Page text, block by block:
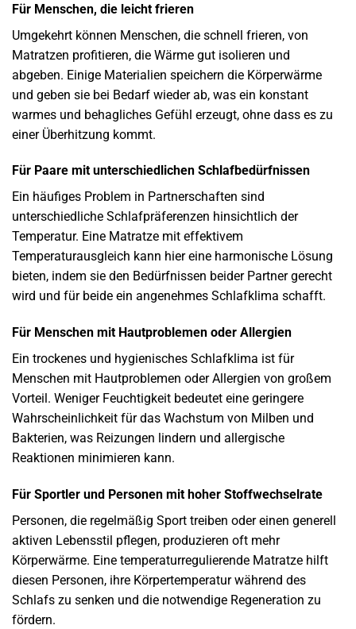
Für Menschen, die leicht frieren
Umgekehrt können Menschen, die schnell frieren, von
Matratzen profitieren, die Wärme gut isolieren und
abgeben. Einige Materialien speichern die Körperwärme
und geben sie bei Bedarf wieder ab, was ein konstant
warmes und behagliches Gefühl erzeugt, ohne dass es zu
einer Überhitzung kommt.
Für Paare mit unterschiedlichen Schlafbedürfnissen
Ein häufiges Problem in Partnerschaften sind
unterschiedliche Schlafpräferenzen hinsichtlich der
Temperatur. Eine Matratze mit effektivem
Temperaturausgleich kann hier eine harmonische Lösung
bieten, indem sie den Bedürfnissen beider Partner gerecht
wird und für beide ein angenehmes Schlafklima schafft.
Für Menschen mit Hautproblemen oder Allergien
Ein trockenes und hygienisches Schlafklima ist für
Menschen mit Hautproblemen oder Allergien von großem
Vorteil. Weniger Feuchtigkeit bedeutet eine geringere
Wahrscheinlichkeit für das Wachstum von Milben und
Bakterien, was Reizungen lindern und allergische
Reaktionen minimieren kann.
Für Sportler und Personen mit hoher Stoffwechselrate
Personen, die regelmäßig Sport treiben oder einen generell
aktiven Lebensstil pflegen, produzieren oft mehr
Körperwärme. Eine temperaturregulierende Matratze hilft
diesen Personen, ihre Körpertemperatur während des
Schlafs zu senken und die notwendige Regeneration zu
fördern.